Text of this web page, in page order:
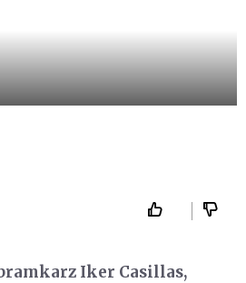
Iker Casillas,